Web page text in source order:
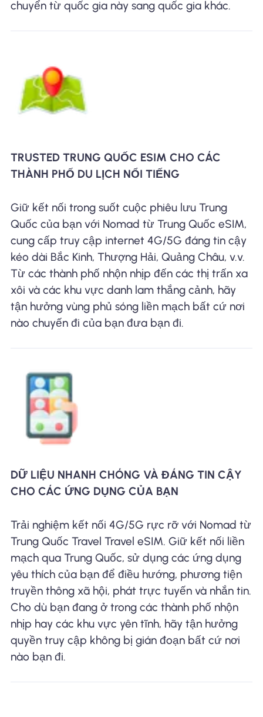
chuyển từ quốc gia này sang quốc gia khác.
TRUSTED TRUNG QUỐC ESIM CHO CÁC
THÀNH PHỐ DU LỊCH NỔI TIẾNG
Giữ kết nối trong suốt cuộc phiêu lưu Trung
Quốc của bạn với Nomad từ Trung Quốc eSIM,
cung cấp truy cập internet 4G/5G đáng tin cậy
kéo dài Bắc Kinh, Thượng Hải, Quảng Châu, v.v.
Từ các thành phố nhộn nhịp đến các thị trấn xa
xôi và các khu vực danh lam thắng cảnh, hãy
tận hưởng vùng phủ sóng liền mạch bất cứ nơi
nào chuyến đi của bạn đưa bạn đi.
DỮ LIỆU NHANH CHÓNG VÀ ĐÁNG TIN CẬY
CHO CÁC ỨNG DỤNG CỦA BẠN
Trải nghiệm kết nối 4G/5G rực rỡ với Nomad từ
Trung Quốc Travel Travel eSIM. Giữ kết nối liền
mạch qua Trung Quốc, sử dụng các ứng dụng
yêu thích của bạn để điều hướng, phương tiện
truyền thông xã hội, phát trực tuyến và nhắn tin.
Cho dù bạn đang ở trong các thành phố nhộn
nhịp hay các khu vực yên tĩnh, hãy tận hưởng
quyền truy cập không bị gián đoạn bất cứ nơi
nào bạn đi.